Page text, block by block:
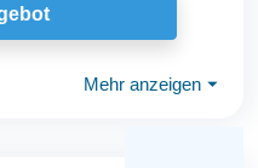
Mehr anzeigen ⏷